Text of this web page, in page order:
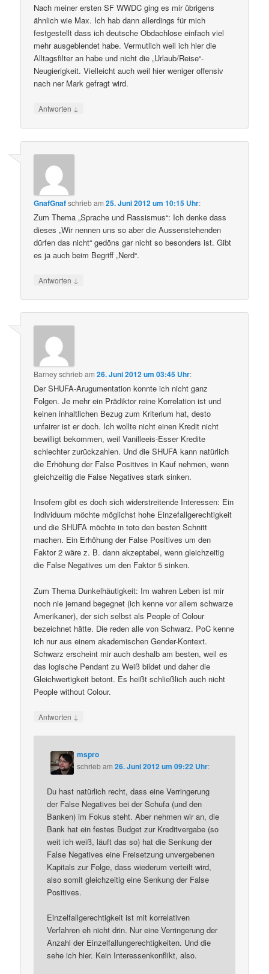
Nach meiner ersten SF WWDC ging es mir übrigens
ähnlich wie Max. Ich hab dann allerdings für mich
festgestellt dass ich deutsche Obdachlose einfach viel
mehr ausgeblendet habe. Vermutlich weil ich hier die
Alltagsfilter an habe und nicht die „Urlaub/Reise“-
Neugierigkeit. Vielleicht auch weil hier weniger offensiv
nach ner Mark gefragt wird.
Antworten ↓
GnafGnafschriebam25. Juni 2012 um 10:15 Uhr:
Zum Thema „Sprache und Rassismus“: Ich denke dass
dieses „Wir nennen uns so aber die Aussenstehenden
dürfen das nicht“ gedöns gar nicht so besonders ist. Gibt
es ja auch beim Begriff „Nerd“.
Antworten ↓
Barneyschriebam26. Juni 2012 um 03:45 Uhr:
Der SHUFA-Arugumentation konnte ich nicht ganz
Folgen. Je mehr ein Prädiktor reine Korrelation ist und
keinen inhaltlichen Bezug zum Kriterium hat, desto
unfairer ist er doch. Ich wollte nicht einen Kredit nicht
bewilligt bekommen, weil Vanilleeis-Esser Kredite
schlechter zurückzahlen. Und die SHUFA kann natürlich
die Erhöhung der False Positives in Kauf nehmen, wenn
gleichzeitig die False Negatives stark sinken.
Insofern gibt es doch sich widerstreitende Interessen: Ein
Individuum möchte möglichst hohe Einzefallgerechtigkeit
und die SHUFA möchte in toto den besten Schnitt
machen. Ein Erhöhung der False Positives um den
Faktor 2 wäre z. B. dann akzeptabel, wenn gleichzeitig
die False Negatives um den Faktor 5 sinken.
Zum Thema Dunkelhäutigkeit: Im wahren Leben ist mir
noch nie jemand begegnet (ich kenne vor allem schwarze
Amerikaner), der sich selbst als People of Colour
bezeichnet hätte. Die reden alle von Schwarz. PoC kenne
ich nur aus einem akademischen Gender-Kontext.
Schwarz erscheint mir auch deshalb am besten, weil es
das logische Pendant zu Weiß bildet und daher die
Gleichwertigkeit betont. Es heißt schließlich auch nicht
People without Colour.
Antworten ↓
mspro
schriebam26. Juni 2012 um 09:22 Uhr:
Du hast natürlich recht, dass eine Verringerung
der False Negatives bei der Schufa (und den
Banken) im Fokus steht. Aber nehmen wir an, die
Bank hat ein festes Budget zur Kreditvergabe (so
weit ich weiß, läuft das so) hat die Senkung der
False Negatives eine Freisetzung unvergebenen
Kapitals zur Folge, dass wiederum verteilt wird,
also somit gleichzeitig eine Senkung der False
Positives.
Einzelfallgerechtigkeit ist mit korrelativen
Verfahren eh nicht drin. Nur eine Verringerung der
Anzahl der Einzelfallungerechtigkeiten. Und die
sehe ich hier. Kein Interessenkonflikt, also.